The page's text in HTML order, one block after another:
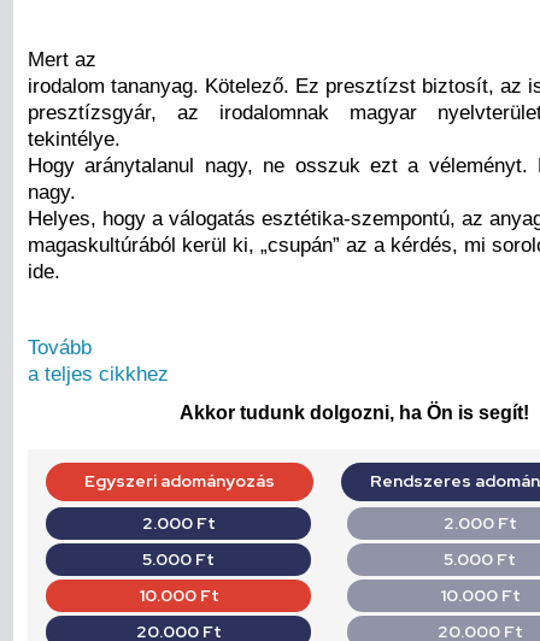
Mert az
irodalom tananyag. Kötelező. Ez presztízst biztosít, az
presztízsgyár, az irodalomnak magyar
tekintélye.
Hogy aránytalanul nagy, ne osszuk ezt a véleményt.
nagy.
Helyes, hogy a válogatás esztétika-szempontú, az
magaskultúrából kerül ki, „csupán” az a kérdés, mi
ide.
Tovább
a teljes cikkhez
Akkor tudunk dolgozni, ha Ön is segít!